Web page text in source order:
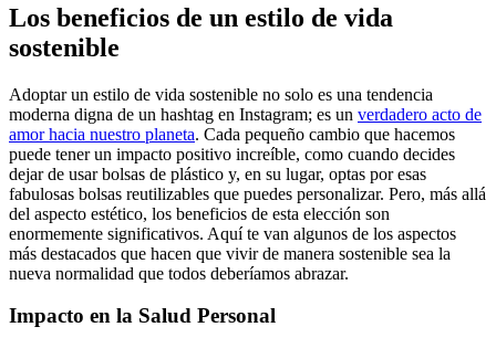
Los beneficios de un estilo de vida
sostenible
Adoptar un estilo de vida sostenible no solo es una tendencia
moderna digna de un hashtag en Instagram; es un verdadero acto de
amor hacia nuestro planeta. Cada pequeño cambio que hacemos
puede tener un impacto positivo increíble, como cuando decides
dejar de usar bolsas de plástico y, en su lugar, optas por esas
fabulosas bolsas reutilizables que puedes personalizar. Pero, más allá
del aspecto estético, los beneficios de esta elección son
enormemente significativos. Aquí te van algunos de los aspectos
más destacados que hacen que vivir de manera sostenible sea la
nueva normalidad que todos deberíamos abrazar.
Impacto en la Salud Personal